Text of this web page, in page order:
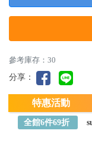
參考庫存：30
分享：
特惠活動
全館6件69折